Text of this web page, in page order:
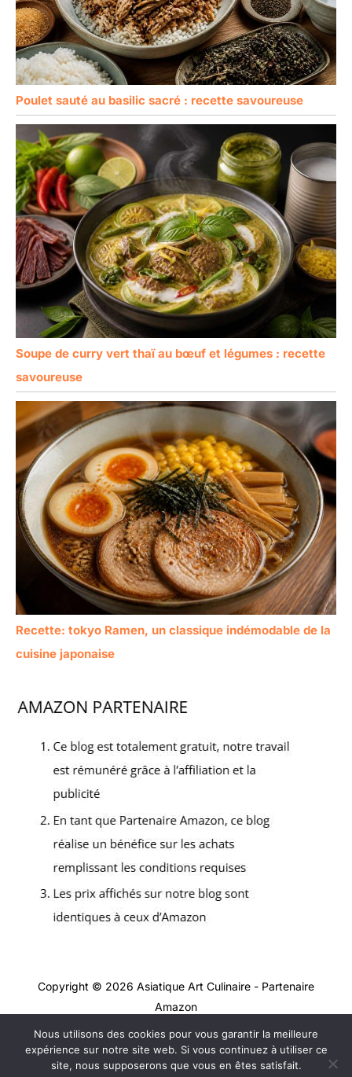
Poulet sauté au basilic sacré : recette savoureuse
Soupe de curry vert thaï au bœuf et légumes : recette
savoureuse
Recette: tokyo Ramen, un classique indémodable de la
cuisine japonaise
Copyright © 2026 Asiatique Art Culinaire - Partenaire
Amazon
Contact
Mentions légales
Nous utilisons des cookies pour vous garantir la meilleure
expérience sur notre site web. Si vous continuez à utiliser ce
site, nous supposerons que vous en êtes satisfait.